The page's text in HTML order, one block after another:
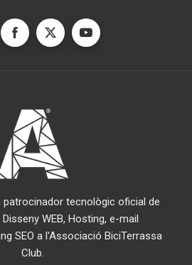
tecnològic oficial de
WEB, Hosting, e-mail
SEO a l'Associació BiciTerrassa
Club.